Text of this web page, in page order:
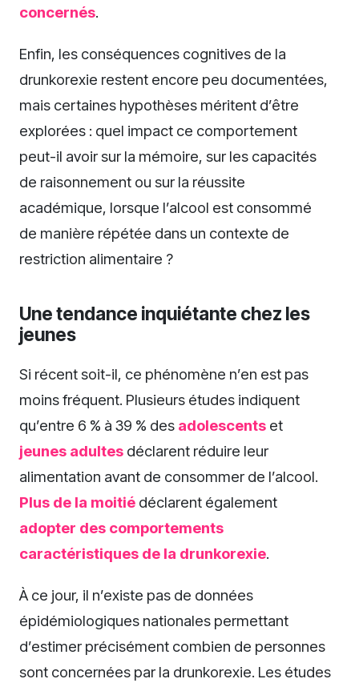
concernés.
Enfin, les conséquences cognitives de la
drunkorexie restent encore peu documentées,
mais certaines hypothèses méritent d’être
explorées : quel impact ce comportement
peut-il avoir sur la mémoire, sur les capacités
de raisonnement ou sur la réussite
académique, lorsque l’alcool est consommé
de manière répétée dans un contexte de
restriction alimentaire ?
Une tendance inquiétante chez les
jeunes
Si récent soit-il, ce phénomène n’en est pas
moins fréquent. Plusieurs études indiquent
qu’entre 6 % à 39 % des adolescents et
jeunes adultes déclarent réduire leur
alimentation avant de consommer de l’alcool.
Plus de la moitié déclarent également
adopter des comportements
caractéristiques de la drunkorexie.
À ce jour, il n’existe pas de données
épidémiologiques nationales permettant
d’estimer précisément combien de personnes
sont concernées par la drunkorexie. Les études